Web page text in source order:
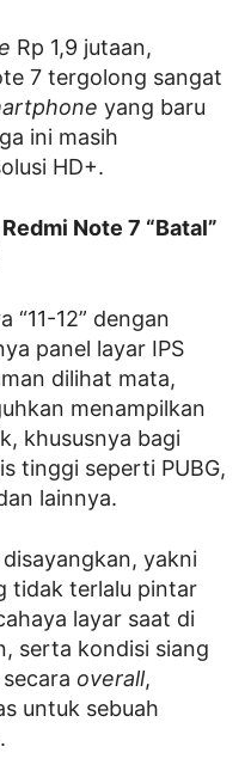
Rp 1,9 jutaan,
7 tergolong sangat
yang baru
ini masih
HD+.
Note 7 “Batal”
“11-12” dengan
panel layar IPS
dilihat mata,
menampilkan
khususnya bagi
tinggi seperti PUBG,
lainnya.
yakni
tidak terlalu pintar
layar saat di
serta kondisi siang
secara overall,
untuk sebuah